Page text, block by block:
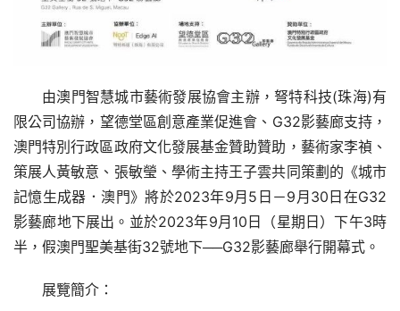
由澳門智慧城市藝術發展協會主辦，弩特科技(珠海)有
限公司協辦，望德堂區創意產業促進會、G32影藝廊支持，
澳門特別行政區政府文化發展基金贊助贊助，藝術家李禎、
策展人黃敏意、張敏瑩、學術主持王子雲共同策劃的《城市
記憶生成器．澳門》將於2023年9月5日－9月30日在G32
影藝廊地下展出。並於2023年9月10日（星期日）下午3時
半，假澳門聖美基街32號地下──G32影藝廊舉行開幕式。
展覽簡介：